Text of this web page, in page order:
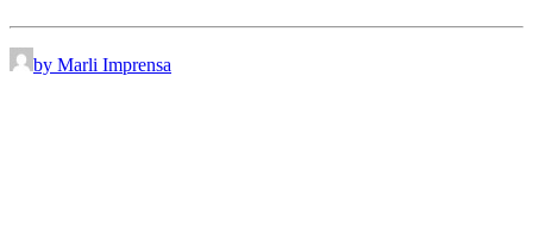
by Marli Imprensa